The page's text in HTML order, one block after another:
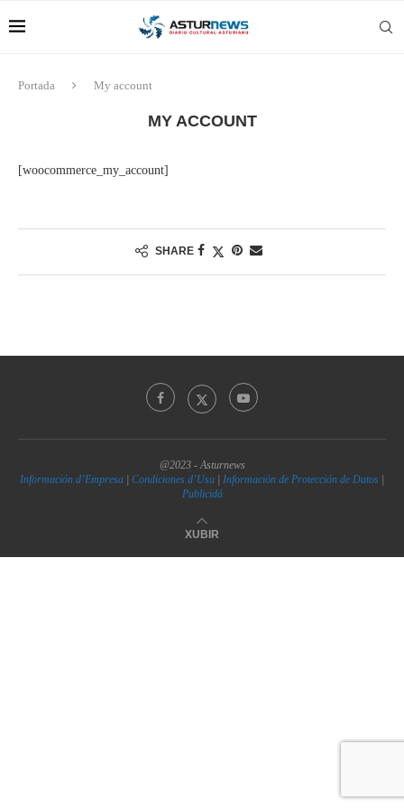
Portada My account
MY ACCOUNT
[woocommerce_my_account]
SHARE
@2023 - Asturnews
Información d’Empresa
Condiciones d’Usu Información de Protección de Datos
Publicidá
XUBIR